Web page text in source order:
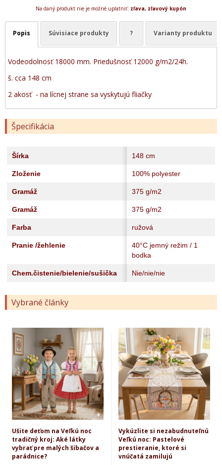
Na daný produkt nie je možné uplatniť: zľava, zľavový kupón
Popis Súvisiace produkty ? Varianty produktu
Vodeodolnosť 18000 mm. Priedušnosť 12000 g/m2/24h.
š. cca 148 cm
2 akosť - na lícnej strane sa vyskytujú fliačky
Špecifikácia
Šírka 148 cm
Zloženie 100% polyester
Gramáž 375 g/m2
Gramáž 375 g/m2
Farba ružová
Pranie /žehlenie
40°C jemný režim / 1
bodka
Chem.čistenie/bielenie/sušička Nie/nie/nie
Vybrané články
Ušite deťom na Veľkú noc
tradičný kroj: Aké látky
vybrať pre malých šibačov a
parádnice?
Vykúzlite si nezabudnuteľnú
Veľkú noc: Pastelové
prestieranie, ktoré si
vnúčatá zamilujú